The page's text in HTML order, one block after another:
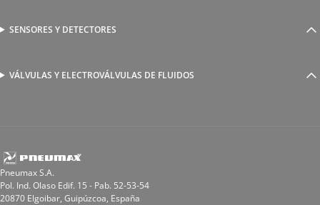
Reguladores de caudal
Racores para soldadura
Válvulas y electroválvulas
SENSORES Y DETECTORES
Detectores magnéticos
VÁLVULAS Y ELECTROVÁLVULAS DE FLUIDOS
Electroválvulas de acción directa
Bobinas
Pneumax S.A.
Pol. Ind. Olaso Edif. 15 - Pab. 52-53-54
20870 Elgoibar, Guipúzcoa, España